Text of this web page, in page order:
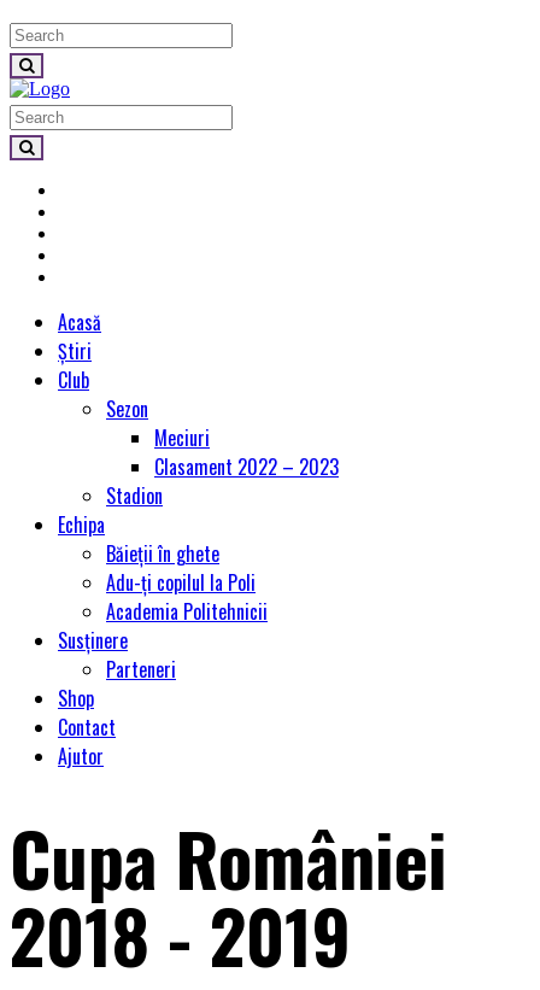
Acasă
Știri
Club
Sezon
Meciuri
Clasament 2022 – 2023
Stadion
Echipa
Băieții în ghete
Adu-ți copilul la Poli
Academia Politehnicii
Susținere
Parteneri
Shop
Contact
Ajutor
Cupa României
2018 - 2019